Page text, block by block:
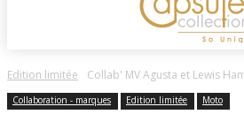
Edition limitée Collab' MV Agusta et Lewis
Collaboration - marques Edition limitée Moto